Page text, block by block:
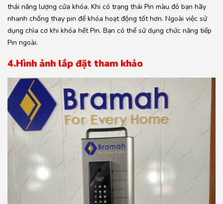
thái năng lượng cửa khóa. Khi có trạng thái Pin màu đỏ bạn hãy
nhanh chống thay pin để khóa hoạt động tốt hơn. Ngoài việc sử
dụng chìa cơ khi khóa hết Pin. Bạn có thể sử dụng chức năng tiếp
Pin ngoài.
4.Hình ảnh lắp đặt tham khảo